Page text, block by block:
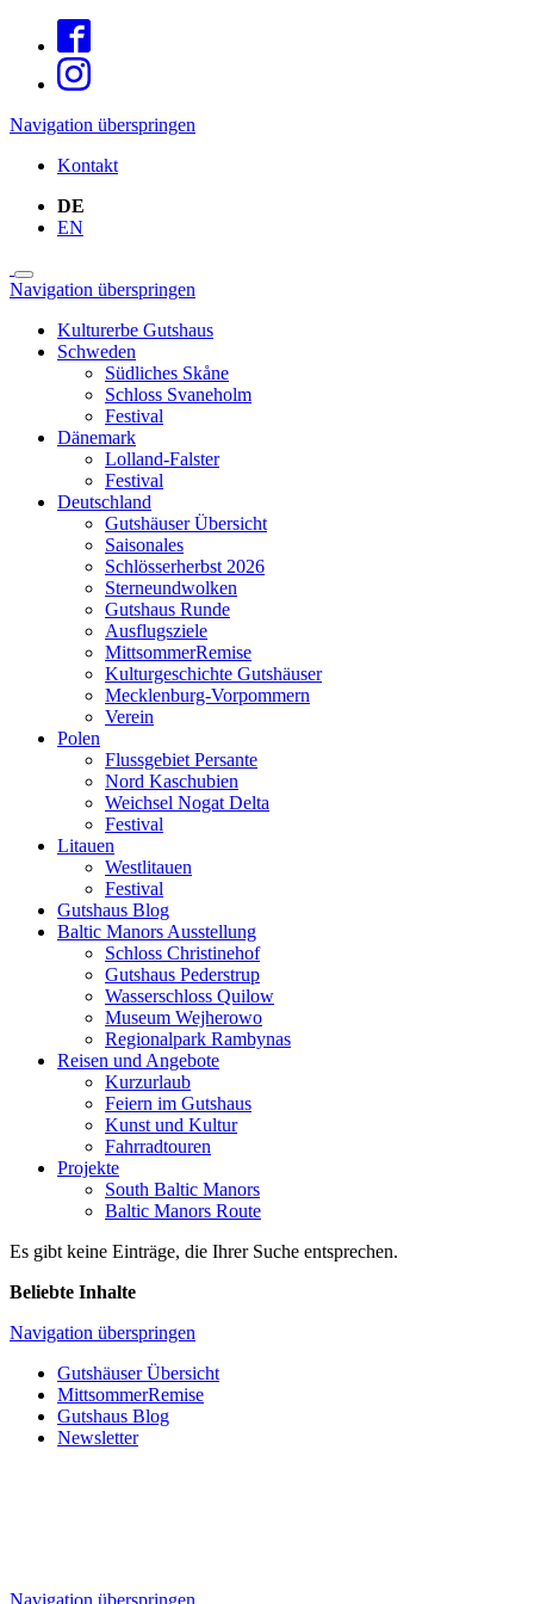
Navigation überspringen
Kontakt
DE
EN
Navigation überspringen
Kulturerbe Gutshaus
Schweden
Südliches Skåne
Schloss Svaneholm
Festival
Dänemark
Lolland-Falster
Festival
Deutschland
Gutshäuser Übersicht
Saisonales
Schlösserherbst 2026
Sterneundwolken
Gutshaus Runde
Ausflugsziele
MittsommerRemise
Kulturgeschichte Gutshäuser
Mecklenburg-Vorpommern
Verein
Polen
Flussgebiet Persante
Nord Kaschubien
Weichsel Nogat Delta
Festival
Litauen
Westlitauen
Festival
Gutshaus Blog
Baltic Manors Ausstellung
Schloss Christinehof
Gutshaus Pederstrup
Wasserschloss Quilow
Museum Wejherowo
Regionalpark Rambynas
Reisen und Angebote
Kurzurlaub
Feiern im Gutshaus
Kunst und Kultur
Fahrradtouren
Projekte
South Baltic Manors
Baltic Manors Route
Es gibt keine Einträge, die Ihrer Suche entsprechen.
Beliebte Inhalte
Navigation überspringen
Gutshäuser Übersicht
MittsommerRemise
Gutshaus Blog
Newsletter
Navigation überspringen